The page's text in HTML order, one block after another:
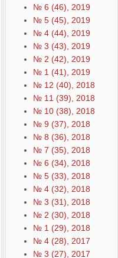
№ 6 (46), 2019
№ 5 (45), 2019
№ 4 (44), 2019
№ 3 (43), 2019
№ 2 (42), 2019
№ 1 (41), 2019
№ 12 (40), 2018
№ 11 (39), 2018
№ 10 (38), 2018
№ 9 (37), 2018
№ 8 (36), 2018
№ 7 (35), 2018
№ 6 (34), 2018
№ 5 (33), 2018
№ 4 (32), 2018
№ 3 (31), 2018
№ 2 (30), 2018
№ 1 (29), 2018
№ 4 (28), 2017
№ 3 (27), 2017